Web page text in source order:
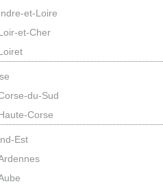
et-Loire
et-Cher
du-Sud
Corse
Est